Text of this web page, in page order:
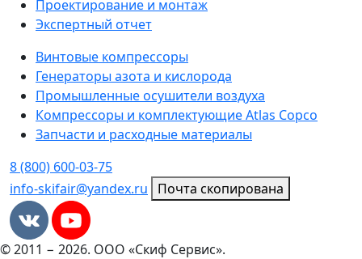
Проектирование и монтаж
Экспертный отчет
Винтовые компрессоры
Генераторы азота и кислорода
Промышленные осушители воздуха
Компрессоры и комплектующие Atlas Copco
Запчасти и расходные материалы
8 (800) 600-03-75
info-skifair@yandex.ru
Почта скопирована
© 2011 − 2026. ООО «Скиф Сервис».